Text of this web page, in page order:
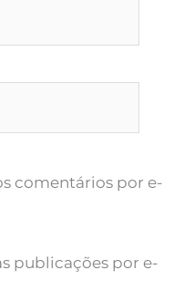
comentários por e-
publicações por e-